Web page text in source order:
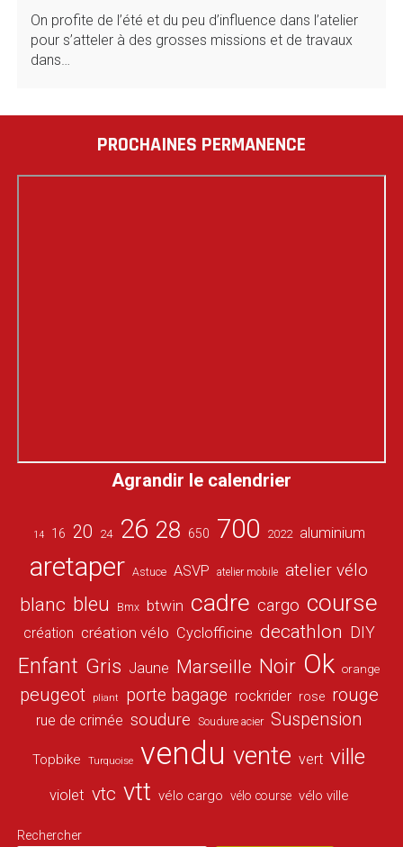
On profite de l’été et du peu d’influence dans l’atelier
pour s’atteler à des grosses missions et de travaux
dans…
PROCHAINES PERMANENCE
Agrandir le calendrier
14 16 20 24 26 28 650 700 2022 aluminium
aretaper Astuce ASVP atelier mobile atelier vélo
blanc bleu Bmx btwin cadre cargo course
création création vélo Cyclofficine decathlon DIY
Enfant Gris Jaune Marseille Noir Ok orange
peugeot pliant porte bagage rockrider rose rouge
rue de crimée soudure Soudure acier Suspension
Topbike Turquoise vendu vente vert ville
violet vtc vtt vélo cargo vélo course vélo ville
Rechercher